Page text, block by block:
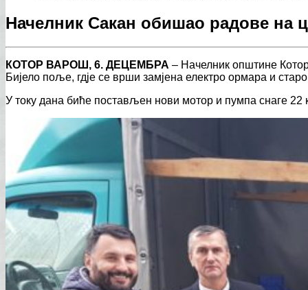
Начелник Сакан обишао радове на
КОТОР ВАРОШ, 6. ДЕЦЕМБРА – Начелник општине
Бијело поље, гдје се врши замјена електро ормара и
У току дана биће постављен нови мотор и пумпа снаге 22